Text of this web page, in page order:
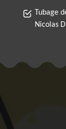
Tubage
Nicolas